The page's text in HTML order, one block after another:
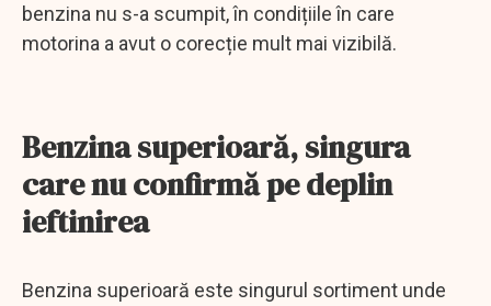
benzina nu s-a scumpit, în condițiile în care
motorina a avut o corecție mult mai vizibilă.
Benzina superioară, singura
care nu confirmă pe deplin
ieftinirea
Benzina superioară este singurul sortiment unde